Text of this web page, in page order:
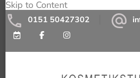
Skip to Content
0151 50427302